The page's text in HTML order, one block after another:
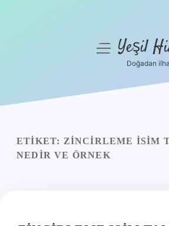
Yasal Uyarı
menüyüYeşil
Doğadan
ETIKET: ZINCIRLEME ISIM
NEDIR VE ÖRNEK